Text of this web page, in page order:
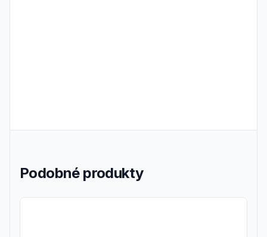
Podobné produkty